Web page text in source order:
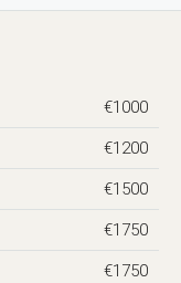
€1000
€1200
€1500
€1750
€1750